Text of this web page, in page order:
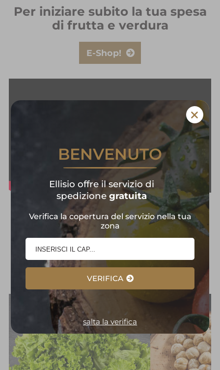
Per iniziare subito la tua spesa
di frutta e verdura
E-Shop!
Frutta e Verdura in
Primo Piano:
Selezione
d'Eccellenza
BENVENUTO
Ellisio offre il servizio di
spedizione gratuita
Verifica la copertura del servizio nella tua
zona
VERIFICA
salta la verifica